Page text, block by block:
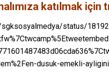
katılmak için
status/
dusuk-emekli-